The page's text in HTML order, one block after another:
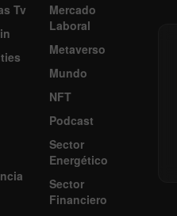
Tv
Mercado
Laboral
Metaverso
Mundo
NFT
Podcast
Sector
Energético
Sector
Financiero